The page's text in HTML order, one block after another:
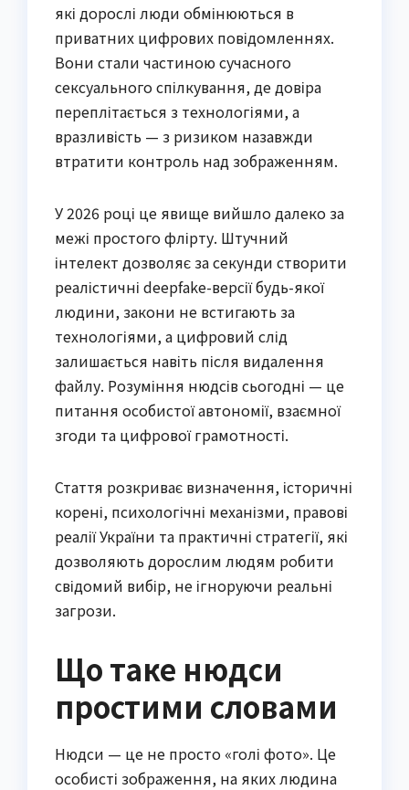
які дорослі люди обмінюються в
приватних цифрових повідомленнях.
Вони стали частиною сучасного
сексуального спілкування, де довіра
переплітається з технологіями, а
вразливість — з ризиком назавжди
втратити контроль над зображенням.
У 2026 році це явище вийшло далеко за
межі простого флірту. Штучний
інтелект дозволяє за секунди створити
реалістичні deepfake-версії будь-якої
людини, закони не встигають за
технологіями, а цифровий слід
залишається навіть після видалення
файлу. Розуміння нюдсів сьогодні — це
питання особистої автономії, взаємної
згоди та цифрової грамотності.
Стаття розкриває визначення, історичні
корені, психологічні механізми, правові
реалії України та практичні стратегії, які
дозволяють дорослим людям робити
свідомий вибір, не ігноруючи реальні
загрози.
Що таке нюдси
простими словами
Нюдси — це не просто «голі фото». Це
особисті зображення, на яких людина